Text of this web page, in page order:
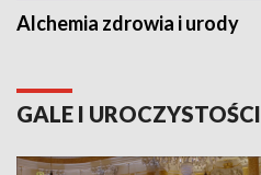
Alchemia zdrowia i urody
GALE I UROCZYSTOŚCI